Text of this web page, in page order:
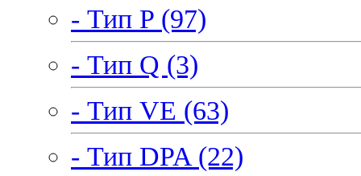
- Тип P (97)
- Тип Q (3)
- Тип VE (63)
- Тип DPA (22)